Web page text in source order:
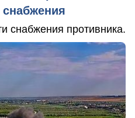
снабжения противника.